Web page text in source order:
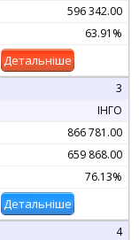
596 342.00
63.91%
Детальніше
3
ІНГО
866 781.00
659 868.00
76.13%
Детальніше
4